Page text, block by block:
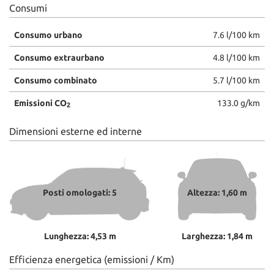
Consumi
Consumo urbano 7.6 l/100 km
Consumo extraurbano 4.8 l/100 km
Consumo combinato 5.7 l/100 km
Emissioni CO2 133.0 g/km
Dimensioni esterne ed interne
Posti omologati: 5
Lunghezza: 4,53 m
Altezza: 1,60 m
Larghezza: 1,84 m
Efficienza energetica (emissioni / Km)